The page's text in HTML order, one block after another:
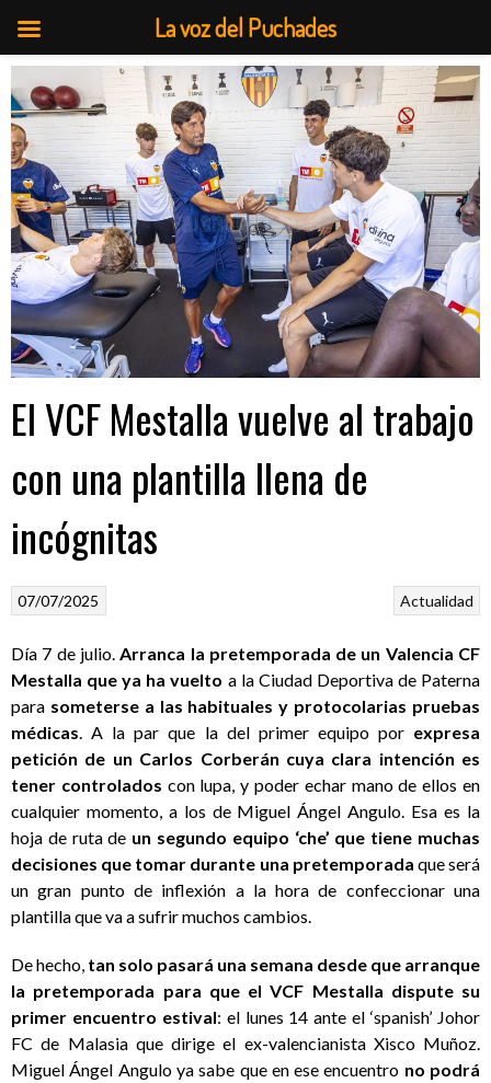
Saltar
al
contenido
El VCF Mestalla vuelve al trabajo
con una plantilla llena de
incógnitas
Actualidad
07/07/2025
Día 7 de julio.Arranca la pretemporada de un Valencia CF
Mestalla que ya ha vuelto a la Ciudad Deportiva de Paterna
para someterse a las habituales y protocolarias pruebas
médicas. A la par que la del primer equipo por expresa
petición de un Carlos Corberán cuya clara intención es
tener controlados con lupa, y poder echar mano de ellos en
cualquier momento, a los de Miguel Ángel Angulo. Esa es la
hoja de ruta de un segundo equipo ‘che’ que tiene muchas
decisiones que tomar durante una pretemporada que será
un gran punto de inflexión a la hora de confeccionar una
plantilla que va a sufrir muchos cambios.
De hecho, tan solo pasará una semana desde que arranque
la pretemporada para que el VCF Mestalla dispute su
primer encuentro estival: el lunes 14 ante el ‘spanish’ Johor
FC de Malasia que dirige el ex-valencianista Xisco Muñoz.
Miguel Ángel Angulo ya sabe que en ese encuentro no podrá
La voz del Puchades